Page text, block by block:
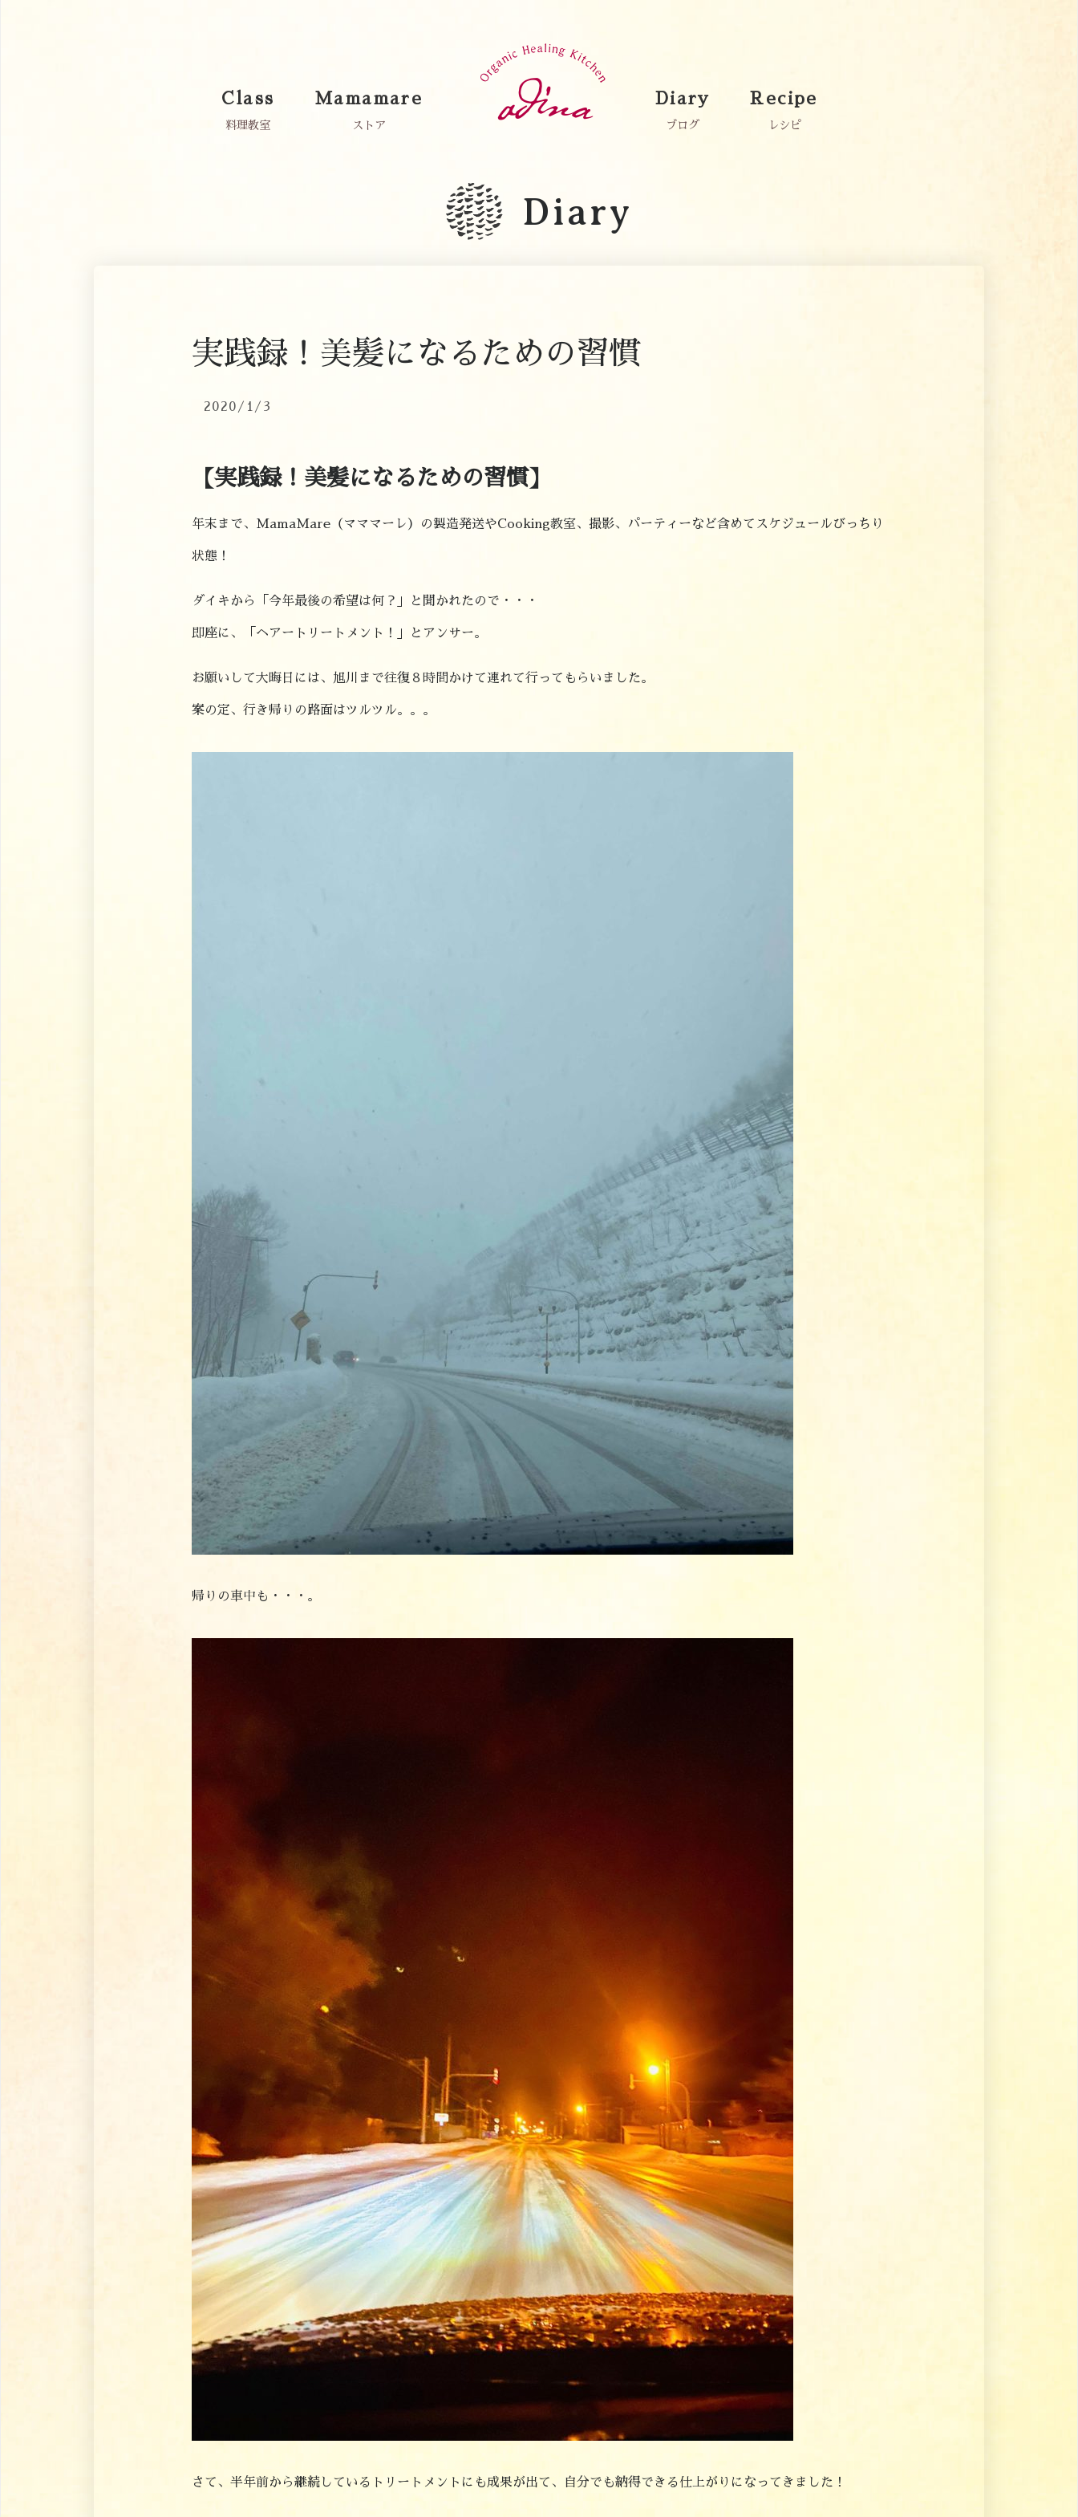
Class
料理教室
Mamamare
ストア
Diary
ブログ
Recipe
レシピ
Diary
実践録！美髪になるための習慣
2020/1/3
【実践録！美髪になるための習慣】
年末まで、MamaMare（マママーレ）の製造発送やCooking教室、撮影、パーティーなど含めてスケジュールびっちり
状態！
ダイキから「今年最後の希望は何？」と聞かれたので・・・
即座に、「ヘアートリートメント！」とアンサー。
お願いして大晦日には、旭川まで往復８時間かけて連れて行ってもらいました。
案の定、行き帰りの路面はツルツル。。。
帰りの車中も・・・。
さて、半年前から継続しているトリートメントにも成果が出て、自分でも納得できる仕上がりになってきました！